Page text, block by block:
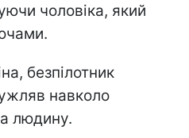
чоловіка, який
безпілотник
навколо
людину.